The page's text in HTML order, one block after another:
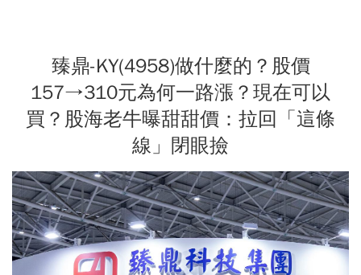
臻鼎-KY(4958)做什麼的？股價
157→310元為何一路漲？現在可以
買？股海老牛曝甜甜價：拉回「這條
線」閉眼撿